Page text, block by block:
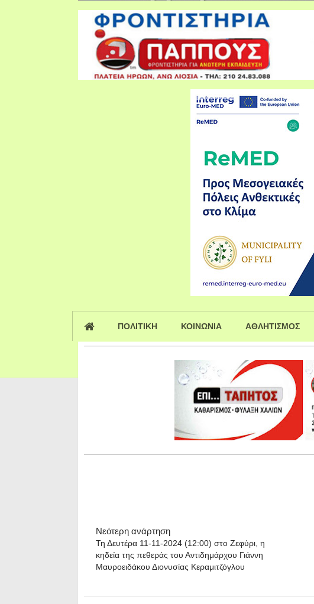
ΠΟΛΙΤΙΚΗ ΚΟΙΝΩΝΙΑ ΑΘΛΗΤΙΣΜΟΣ
Νεότερη ανάρτηση
Τη Δευτέρα 11-11-2024 (12:00) στο Ζεφύρι, η
κηδεία της πεθεράς του Αντιδημάρχου Γιάννη
Μαυροειδάκου Διονυσίας Κεραμιτζόγλου